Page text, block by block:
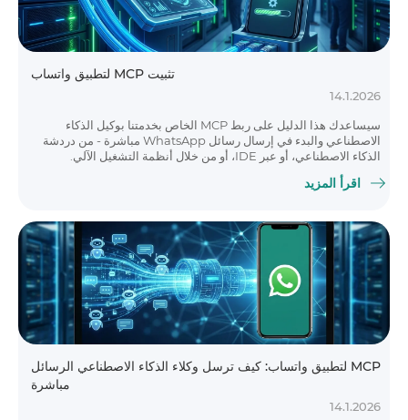
تثبيت MCP لتطبيق واتساب
14.1.2026
سيساعدك هذا الدليل على ربط MCP الخاص بخدمتنا بوكيل الذكاء
الاصطناعي والبدء في إرسال رسائل WhatsApp مباشرة - من دردشة
الذكاء الاصطناعي، أو عبر IDE، أو من خلال أنظمة التشغيل الآلي.
اقرأ المزيد
MCP لتطبيق واتساب: كيف ترسل وكلاء الذكاء الاصطناعي الرسائل
مباشرة
14.1.2026